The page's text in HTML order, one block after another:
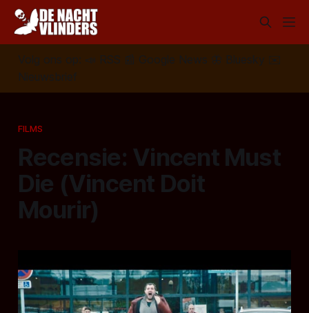
Volg ons op: 📣 RSS 📰 Google News 🦋 Bluesky
✉️
Nieuwsbrief
FILMS
Recensie: Vincent Must
Die (Vincent Doit
Mourir)